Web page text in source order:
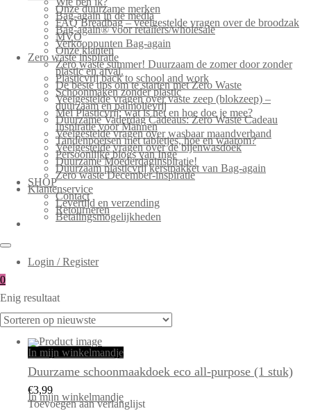
Onze duurzame merken
Bag-again in de media
FAQ Breadbag – veelgestelde vragen over de broodzak
Bag-again® voor retailers/wholesale
MVO
Verkooppunten Bag-again
Onze klanten
Zero waste inspiratie
Zero waste summer! Duurzaam de zomer door zonder
plastic en afval.
Plasticvrij back to school and work
De beste tips om te starten met Zero Waste
Schoonmaken zonder plastic
Veelgestelde vragen over vaste zeep (blokzeep) –
duurzaam en palmolievrij
Mei Plasticvrij: wat is het en hoe doe je mee?
Duurzame Vaderdag Cadeaus: Zero Waste Cadeau
Inspiratie voor Mannen
Veelgestelde vragen over wasbaar maandverband
Tandenpoetsen met tabletjes, hoe en waarom?
Veelgestelde vragen over de bijenwasdoek
Persoonlijke blogs van Inge
Duurzame Moederdaginspiratie!
Duurzaam plasticvrij kerstpakket van Bag-again
Zero waste December-inspiratie
SHOP
Klantenservice
Contact
Levertijd en verzending
Retourneren
Betalingsmogelijkheden
Login / Register
0
Enig resultaat
In mijn winkelmandje
Duurzame schoonmaakdoek eco all-purpose (1 stuk)
€3,99
In mijn winkelmandje
Toevoegen aan verlanglijst